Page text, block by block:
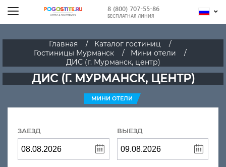
8 (800) 707-55-86
БЕСПЛАТНАЯ ЛИНИЯ
Главная
Каталог гостиниц
Гостиницы Мурманск
Мини отели
ДИС (г. Мурманск, центр)
ДИС (Г. МУРМАНСК, ЦЕНТР)
МИНИ ОТЕЛИ
ЗАЕЗД ВЫЕЗД